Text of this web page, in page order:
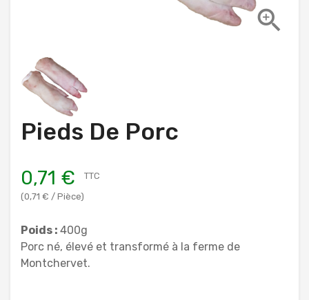

Pieds De Porc
0,71 €
(0,71 € / Pièce)
TTC
Poids : 400g
Porc né, élevé et transformé à la ferme de
Montchervet.